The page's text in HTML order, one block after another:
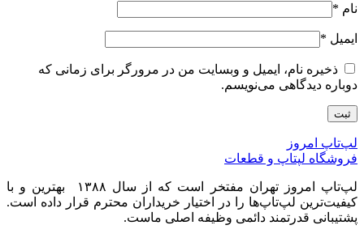
نام *
ایمیل *
ذخیره نام، ایمیل و وبسایت من در مرورگر برای زمانی که
دوباره دیدگاهی می‌نویسم.
لپ‌تاپ امروز
فروشگاه لپتاپ و قطعات
لپ‌تاپ امروز تهران مفتخر است که از سال ۱۳۸۸ بهترین و با
کیفیت‌ترین لپ‌تاپ‌ها را در اختیار خریداران محترم قرار داده است.
پشتیبانی قدرتمند دائمی وظیفه اصلی ماست.